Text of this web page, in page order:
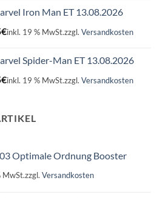
15,75€.
Iron Man ET 13.08.2026
€Aktueller
15,75€.
inkl. 19 % MwSt.zzgl. Versandkosten
Spider-Man ET 13.08.2026
€Aktueller
15,75€.
inkl. 19 % MwSt.zzgl. Versandkosten
Optimale Ordnung Booster
MwSt.zzgl. Versandkosten